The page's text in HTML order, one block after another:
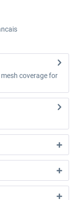
coverage for